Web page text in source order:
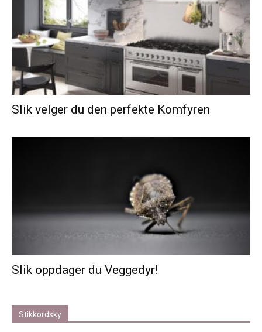
Slik velger du den perfekte Komfyren
Slik oppdager du Veggedyr!
Stikkordsky